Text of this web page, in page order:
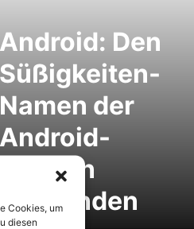
Android: Den
Süßigkeiten-
Namen der
Android-
Version
Cookies, um
diesen